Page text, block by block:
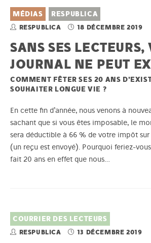
MÉDIAS RESPUBLICA
RESPUBLICA 18 DÉCEMBRE 2019
SANS SES LECTEURS,
JOURNAL NE PEUT
COMMENT FÊTER SES 20 ANS
SOUHAITER LONGUE VIE ?
En cette fin d’année, nous venons à
sachant que si vous êtes imposable, le
sera déductible à 66 % de votre impôt sur
(un reçu est envoyé). Pourquoi feriez-
fait 20 ans en effet que nous…
COURRIER DES LECTEURS
RESPUBLICA 13 DÉCEMBRE 2019